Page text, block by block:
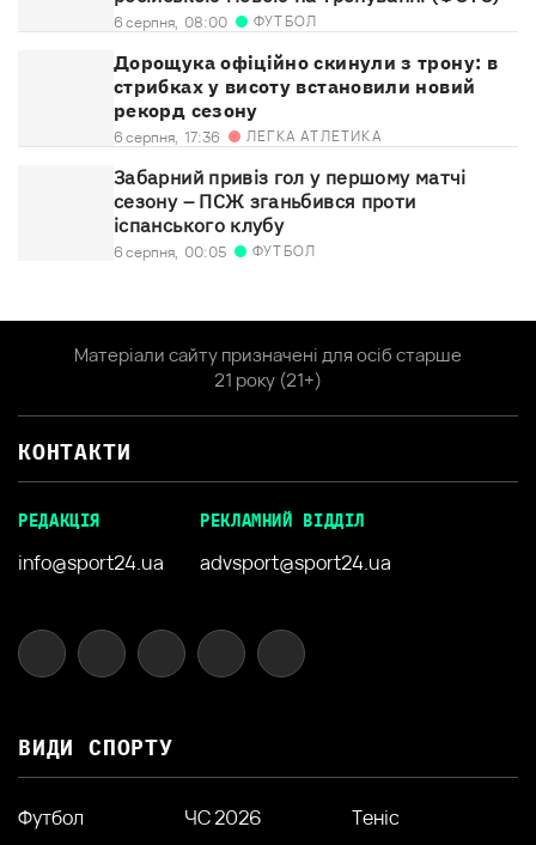
6 серпня, 08:00 ФУТБОЛ
Дорощука офіційно скинули з трону: в
стрибках у висоту встановили новий
рекорд сезону
6 серпня, 17:36 ЛЕГКА АТЛЕТИКА
Забарний привіз гол у першому матчі
сезону – ПСЖ зганьбився проти
іспанського клубу
6 серпня, 00:05 ФУТБОЛ
Матеріали сайту призначені для осіб старше
21 року (21+)
КОНТАКТИ
РЕДАКЦІЯ
info@sport24.ua
РЕКЛАМНИЙ ВІДДІЛ
advsport@sport24.ua
ВИДИ СПОРТУ
Футбол ЧС 2026
Теніс